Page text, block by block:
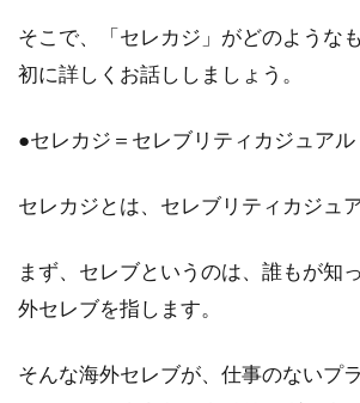
着こなしている...
ノーカラーアウタ
ね。その中でも、女性
ーデが楽...
そこで、「セレカジ」がどのような
初に詳しくお話ししましょう。
●セレカジ＝セレブリティカジュアル
セレカジとは、セレブリティカジュ
まず、セレブというのは、誰もが知
外セレブを指します。
そんな海外セレブが、仕事のないプ